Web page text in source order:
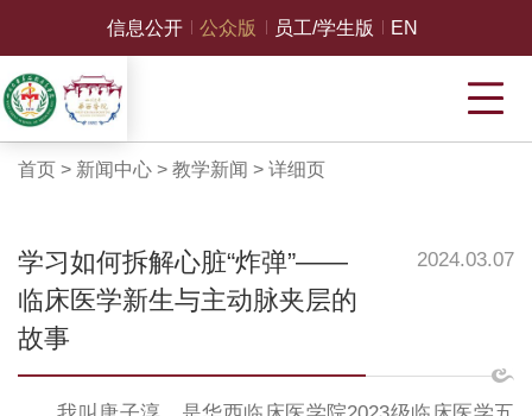
信息公开 公众版 员工/学生版 EN
首页 > 新闻中心> 教学新闻 > 详细页
学习如何拆解心脏“炸弹”——
临床医学新生与主动脉夹层的
故事
2024.03.07